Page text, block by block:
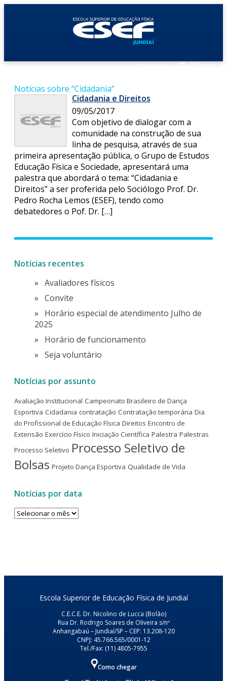
≡ Menu
Notícias sobre “Cidadania”
Cidadania e Direitos
09/05/2017
Com objetivo de dialogar com a
comunidade na construção de sua
linha de pesquisa, através de sua
primeira apresentação pública, o Grupo de Estudos
Educação Física e Sociedade, apresentará uma
palestra que abordará o tema: “Cidadania e
Direitos” a ser proferida pelo Sociólogo Prof. Dr.
Pedro Rocha Lemos (ESEF), tendo como
debatedores o Pof. Dr. […]
Notícias recentes
Avaliadores físicos
Convite
Horário especial de atendimento Julho de
2025
Horário de funcionamento
Seja voluntário
Notícias por assunto
Avaliação Institucional Campeonato Brasileiro de Dança
Esportiva Cidadania contratação Contratação temporária Dia
do Profissional de Educação Física Direitos Encontro de
Extensão Exercício Físico Iniciação Científica Palestra Palestras
Processo Seletivo Processo Seletivo de
Bolsas Projeto Dança Esportiva Qualidade de Vida
Notícias por data
Notícias
Escola Superior de Educação Física de Jundiaí
C.E.C.E. Dr. Nicolino de Lucca (Bolão)
Rua Dr. Rodrigo Soares de Oliveira s/nº
Anhangabaú – Jundiaí/SP – CEP: 13.208-120
CNPJ: 45.766.565/0001-12
Tel./Fax: (11) 4805-7955
Como chegar